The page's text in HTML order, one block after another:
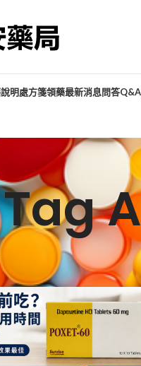
明處方箋領藥最新消息問答Q&A
Tag